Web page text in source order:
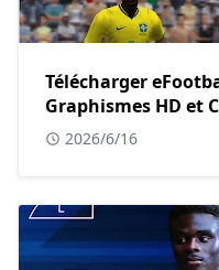
Télécharger
Graphismes HD et
2026/6/16